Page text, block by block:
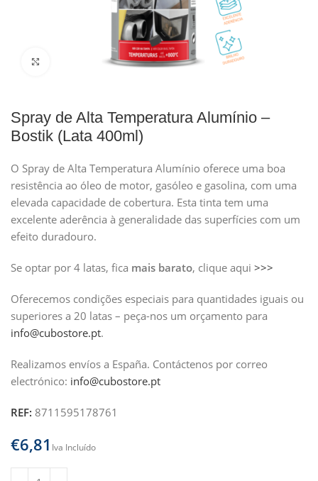
Clique para ampliar
Spray de Alta Temperatura Alumínio –
Bostik (Lata 400ml)
O Spray de Alta Temperatura Alumínio oferece uma boa
resistência ao óleo de motor, gasóleo e gasolina, com uma
elevada capacidade de cobertura. Esta tinta tem uma
excelente aderência à generalidade das superfícies com um
efeito duradouro.
Se optar por 4 latas, fica mais barato, clique aqui>>>
Oferecemos condições especiais para quantidades iguais ou
superiores a 20 latas – peça-nos um orçamento para
info@cubostore.pt.
Realizamos envíos a España. Contáctenos por correo
electrónico: info@cubostore.pt
REF:8711595178761
€